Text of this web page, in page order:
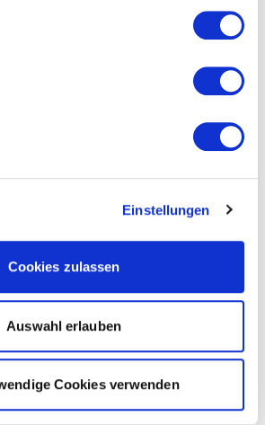
Einstellungen
Cookies zulassen
Auswahl erlauben
Cookies verwenden